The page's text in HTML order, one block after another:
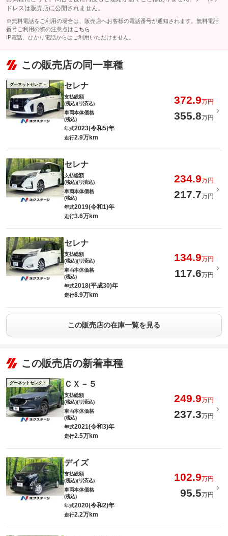
ドレスは販売店に公開されません。
※無料電話をご利用の場合は、販売店へお客様の電話番号が通知されます。無料電話
番号ご利用の際の注意点は こちら
IP電話、ひかり電話からはご利用いただけません。
この販売店の同一車種
グーネットセレクト セレナ
支払総額
(税込)(リ済込)
372.9万円
車両本体価格
(税込)
355.8万円
年式2023(令和5)年
走行2.9万km
セレナ
支払総額
(税込)(リ済込)
234.9万円
車両本体価格
(税込)
217.7万円
年式2019(令和1)年
走行3.6万km
セレナ
支払総額
(税込)(リ済込)
134.9万円
車両本体価格
(税込)
117.6万円
年式2018(平成30)年
走行8.9万km
この販売店の在庫一覧を見る
この販売店の新着車種
グーネットセレクト ＣＸ－５
支払総額
(税込)(リ済込)
249.9万円
車両本体価格
(税込)
237.3万円
年式2021(令和3)年
走行2.5万km
デイズ
支払総額
(税込)(リ済込)
102.9万円
車両本体価格
(税込)
95.5万円
年式2020(令和2)年
走行2.2万km